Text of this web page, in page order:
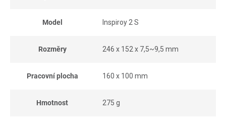
Model Inspiroy 2 S
Rozměry 246 x 152 x 7,5~9,5 mm
Pracovní plocha 160 x 100 mm
Hmotnost 275 g